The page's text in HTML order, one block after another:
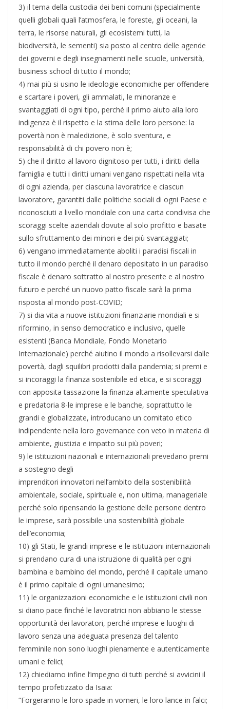
3) il tema della custodia dei beni comuni (specialmente
quelli globali quali l’atmosfera, le foreste, gli oceani, la
terra, le risorse naturali, gli ecosistemi tutti, la
biodiversità, le sementi) sia posto al centro delle agende
dei governi e degli insegnamenti nelle scuole, università,
business school di tutto il mondo;
4) mai più si usino le ideologie economiche per offendere
e scartare i poveri, gli ammalati, le minoranze e
svantaggiati di ogni tipo, perché il primo aiuto alla loro
indigenza è il rispetto e la stima delle loro persone: la
povertà non è maledizione, è solo sventura, e
responsabilità di chi povero non è;
5) che il diritto al lavoro dignitoso per tutti, i diritti della
famiglia e tutti i diritti umani vengano rispettati nella vita
di ogni azienda, per ciascuna lavoratrice e ciascun
lavoratore, garantiti dalle politiche sociali di ogni Paese e
riconosciuti a livello mondiale con una carta condivisa che
scoraggi scelte aziendali dovute al solo profitto e basate
sullo sfruttamento dei minori e dei più svantaggiati;
6) vengano immediatamente aboliti i paradisi fiscali in
tutto il mondo perché il denaro depositato in un paradiso
fiscale è denaro sottratto al nostro presente e al nostro
futuro e perché un nuovo patto fiscale sarà la prima
risposta al mondo post-COVID;
7) si dia vita a nuove istituzioni finanziarie mondiali e si
riformino, in senso democratico e inclusivo, quelle
esistenti (Banca Mondiale, Fondo Monetario
Internazionale) perché aiutino il mondo a risollevarsi dalle
povertà, dagli squilibri prodotti dalla pandemia; si premi e
si incoraggi la finanza sostenibile ed etica, e si scoraggi
con apposita tassazione la finanza altamente speculativa
e predatoria 8-le imprese e le banche, soprattutto le
grandi e globalizzate, introducano un comitato etico
indipendente nella loro governance con veto in materia di
ambiente, giustizia e impatto sui più poveri;
9) le istituzioni nazionali e internazionali prevedano premi
a sostegno degli
imprenditori innovatori nell’ambito della sostenibilità
ambientale, sociale, spirituale e, non ultima, manageriale
perché solo ripensando la gestione delle persone dentro
le imprese, sarà possibile una sostenibilità globale
dell’economia;
10) gli Stati, le grandi imprese e le istituzioni internazionali
si prendano cura di una istruzione di qualità per ogni
bambina e bambino del mondo, perché il capitale umano
è il primo capitale di ogni umanesimo;
11) le organizzazioni economiche e le istituzioni civili non
si diano pace finché le lavoratrici non abbiano le stesse
opportunità dei lavoratori, perché imprese e luoghi di
lavoro senza una adeguata presenza del talento
femminile non sono luoghi pienamente e autenticamente
umani e felici;
12) chiediamo infine l’impegno di tutti perché si avvicini il
tempo profetizzato da Isaia:
“Forgeranno le loro spade in vomeri, le loro lance in falci;